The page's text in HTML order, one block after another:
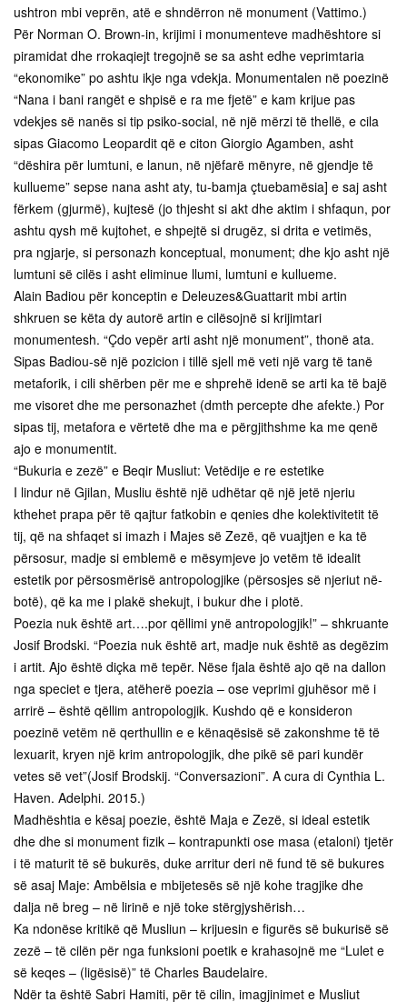
ushtron mbi veprën, atë e shndërron në monument (Vattimo.)
Për Norman O. Brown-in, krijimi i monumenteve madhështore si
piramidat dhe rrokaqiejt tregojnë se sa asht edhe veprimtaria
“ekonomike” po ashtu ikje nga vdekja. Monumentalen në poezinë
“Nana i bani rangët e shpisë e ra me fjetë” e kam krijue pas
vdekjes së nanës si tip psiko-social, në një mërzi të thellë, e cila
sipas Giacomo Leopardit që e citon Giorgio Agamben, asht
“dëshira për lumtuni, e lanun, në njëfarë mënyre, në gjendje të
kullueme” sepse nana asht aty, tu-bamja çtuebamësia] e saj asht
fërkem (gjurmë), kujtesë (jo thjesht si akt dhe aktim i shfaqun, por
ashtu qysh më kujtohet, e shpejtë si drugëz, si drita e vetimës,
pra ngjarje, si personazh konceptual, monument; dhe kjo asht një
lumtuni së cilës i asht eliminue llumi, lumtuni e kullueme.
Alain Badiou për konceptin e Deleuzes&Guattarit mbi artin
shkruen se këta dy autorë artin e cilësojnë si krijimtari
monumentesh. “Çdo vepër arti asht një monument”, thonë ata.
Sipas Badiou-së një pozicion i tillë sjell më veti një varg të tanë
metaforik, i cili shërben për me e shprehë idenë se arti ka të bajë
me visoret dhe me personazhet (dmth percepte dhe afekte.) Por
sipas tij, metafora e vërtetë dhe ma e përgjithshme ka me qenë
ajo e monumentit.
“Bukuria e zezë” e Beqir Musliut: Vetëdije e re estetike
I lindur në Gjilan, Musliu është një udhëtar që një jetë njeriu
kthehet prapa për të qajtur fatkobin e qenies dhe kolektivitetit të
tij, që na shfaqet si imazh i Majes së Zezë, që vuajtjen e ka të
përsosur, madje si emblemë e mësymjeve jo vetëm të idealit
estetik por përsosmërisë antropologjike (përsosjes së njeriut në-
botë), që ka me i plakë shekujt, i bukur dhe i plotë.
Poezia nuk është art….por qëllimi ynë antropologjik!” – shkruante
Josif Brodski. “Poezia nuk është art, madje nuk është as degëzim
i artit. Ajo është diçka më tepër. Nëse fjala është ajo që na dallon
nga speciet e tjera, atëherë poezia – ose veprimi gjuhësor më i
arrirë – është qëllim antropologjik. Kushdo që e konsideron
poezinë vetëm në qerthullin e e kënaqësisë së zakonshme të të
lexuarit, kryen një krim antropologjik, dhe pikë së pari kundër
vetes së vet”(Josif Brodskij. “Conversazioni”. A cura di Cynthia L.
Haven. Adelphi. 2015.)
Madhështia e kësaj poezie, është Maja e Zezë, si ideal estetik
dhe dhe si monument fizik – kontrapunkti ose masa (etaloni) tjetër
i të maturit të së bukurës, duke arritur deri në fund të së bukures
së asaj Maje: Ambëlsia e mbijetesës së një kohe tragjike dhe
dalja në breg – në lirinë e një toke stërgjyshërish…
Ka ndonëse kritikë që Musliun – krijuesin e figurës së bukurisë së
zezë – të cilën për nga funksioni poetik e krahasojnë me “Lulet e
së keqes – (ligësisë)” të Charles Baudelaire.
Ndër ta është Sabri Hamiti, për të cilin, imagjinimet e Musliut